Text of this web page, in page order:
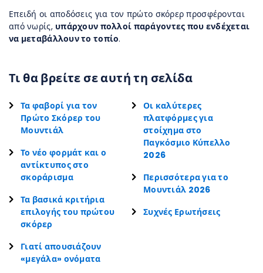
Επειδή οι αποδόσεις για τον πρώτο σκόρερ προσφέρονται
από νωρίς, υπάρχουν πολλοί παράγοντες που ενδέχεται
να μεταβάλλουν το τοπίο.
Τι θα βρείτε σε αυτή τη σελίδα
Τα φαβορί για τον
Πρώτο Σκόρερ του
Μουντιάλ
Το νέο φορμάτ και ο
αντίκτυπος στο
σκοράρισμα
Τα βασικά κριτήρια
επιλογής του πρώτου
σκόρερ
Γιατί απουσιάζουν
«μεγάλα» ονόματα
Οι καλύτερες
πλατφόρμες για
στοίχημα στο
Παγκόσμιο Κύπελλο
2026
Περισσότερα για το
Μουντιάλ 2026
Συχνές Ερωτήσεις